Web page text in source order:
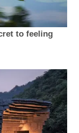
to feeling